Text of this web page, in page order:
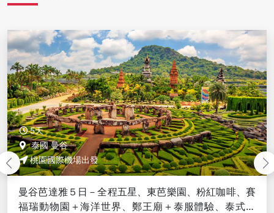
5天
泰國 曼谷
桃園國際機場出發
曼谷芭達雅５日－全程五星、東芭樂園、粉紅咖啡、賽
福瑞動物園＋海洋世界、鄭王廟＋泰服體驗、泰式按